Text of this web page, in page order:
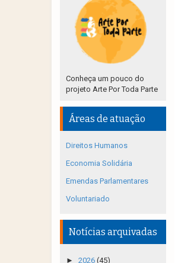
Conheça um pouco do
projeto Arte Por Toda Parte
Áreas de atuação
Direitos Humanos
Economia Solidária
Emendas Parlamentares
Voluntariado
Notícias arquivadas
► 2026 (45)